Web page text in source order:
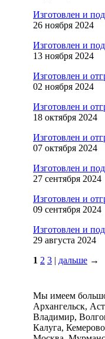
Изготовлен и
26 ноября 2024
Изготовлен и
13 ноября 2024
Изготовлен и
02 ноября 2024
Изготовлен и
18 октября 2024
Изготовлен и
07 октября 2024
Изготовлен и
27 сентября 2024
Изготовлен и
09 сентября 2024
Изготовлен и
29 августа 2024
1 2 3 | дальше →
Мы имеем
Архангельск,
Владимир,
Калуга,